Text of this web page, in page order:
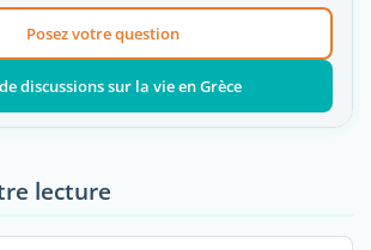
Posez votre question
discussions sur la vie en Grèce
lecture